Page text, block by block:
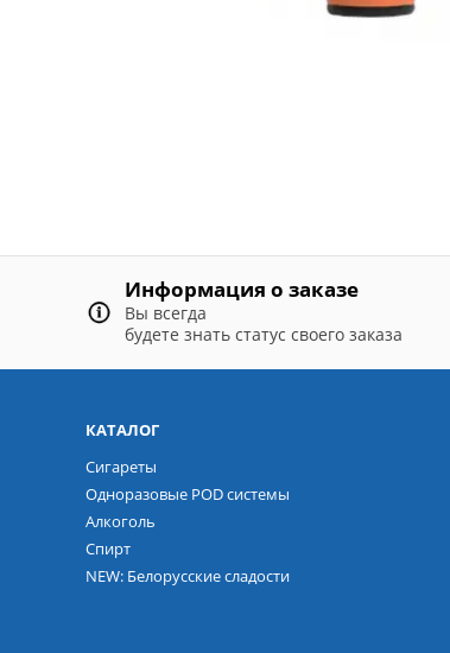
Информация о заказе
Вы всегда
будете знать статус своего заказа
КАТАЛОГ
Сигареты
Одноразовые POD системы
Алкоголь
Спирт
NEW: Белорусские сладости